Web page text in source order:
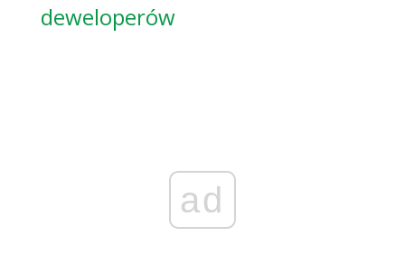
deweloperów
ad